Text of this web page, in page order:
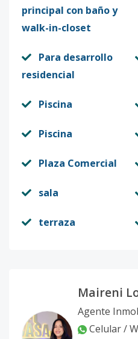
principal con baño y
walk-in-closet
Para desarrollo
residencial
Piscina
Piscina
Plaza Comercial
sala
terraza
Maireni
Agente
Celular /